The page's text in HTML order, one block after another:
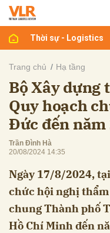
Thời sự - Logistics
Trang chủ Hạ tầng
Bộ Xây dựng
Quy hoạch
Đức đến năm
Trần Đình Hà
20/08/2024 14:35
Ngày 17/8/2024,
chức hội nghị
chung Thành phố
Hồ Chí Minh đến
luận